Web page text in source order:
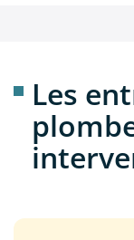
Les